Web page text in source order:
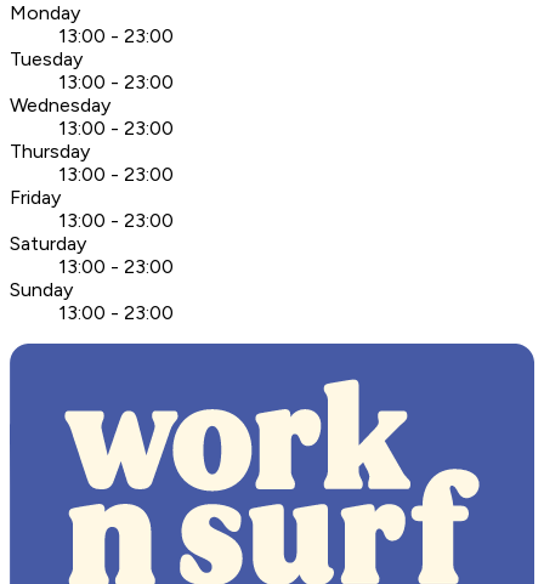
Monday
13:00 - 23:00
Tuesday
13:00 - 23:00
Wednesday
13:00 - 23:00
Thursday
13:00 - 23:00
Friday
13:00 - 23:00
Saturday
13:00 - 23:00
Sunday
13:00 - 23:00